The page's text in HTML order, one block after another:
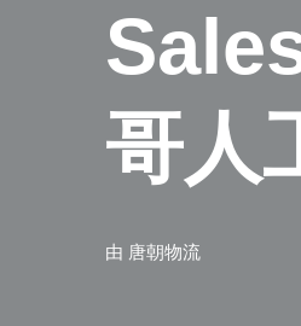
哥人
由 唐朝物流